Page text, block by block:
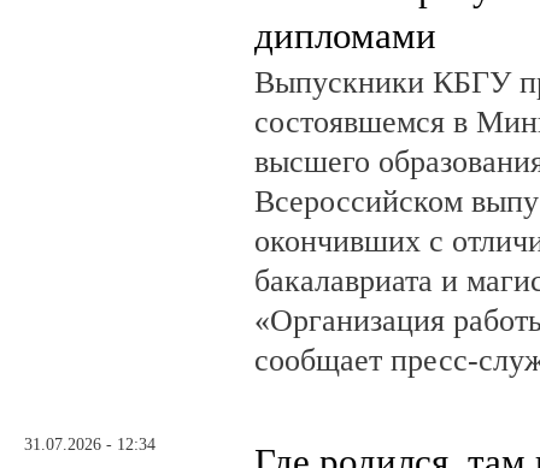
дипломами
Выпускники КБГУ
состоявшемся в
высшего
Всероссийском
окончивших с
бакалавриата и
«Организация
сообщает пресс-
31.07.2026 - 12:34